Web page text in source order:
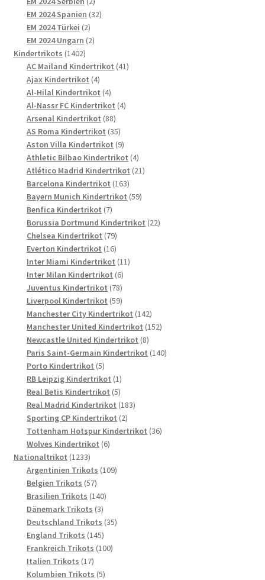
Produkte
EM 2024 Spanien 3232
EM 2024 Türkei 22
Produkte
EM 2024 Ungarn 22
Kindertrikots 14021402
Produkte
AC Mailand Kindertrikot 4141
Ajax Kindertrikot 44
Produkte
Al-Hilal Kindertrikot 44
Produkte
Al-Nassr FC Kindertrikot 44
Arsenal Kindertrikot 8888
Produkte
AS Roma Kindertrikot 3535
Produkte
Aston Villa Kindertrikot 99
Produkte
Athletic Bilbao Kindertrikot 44
Produkte
Atlético Madrid Kindertrikot 2121
Barcelona Kindertrikot 163163
Produkte
Bayern Munich Kindertrikot 5959
Benfica Kindertrikot 77
Produkte
Borussia Dortmund Kindertrikot 2222
Chelsea Kindertrikot 7979
Produkte
Everton Kindertrikot 1616
Produkte
Inter Miami Kindertrikot 1111
Inter Milan Kindertrikot 66
Produkte
Juventus Kindertrikot 7878
Produkte
Liverpool Kindertrikot 5959
Produkte
Manchester City Kindertrikot 142142
Produkte
Manchester United Kindertrikot 152152
Newcastle United Kindertrikot 88
Produkte
Paris Saint-Germain Kindertrikot 140140
Porto Kindertrikot 55
Produkte
RB Leipzig Kindertrikot 11
Produkt
Real Betis Kindertrikot 55
Produkte
Real Madrid Kindertrikot 183183
Sporting CP Kindertrikot 22
Produkte
Tottenham Hotspur Kindertrikot 3636
Wolves Kindertrikot 66
Nationaltrikot 12331233
Produkte
Argentinien Trikots 109109
Belgien Trikots 5757
Produkte
Brasilien Trikots 140140
Dänemark Trikots 33
Produkte
Deutschland Trikots 3535
England Trikots 145145
Produkte
Frankreich Trikots 100100
Italien Trikots 1717
Produkte
Kolumbien Trikots 55